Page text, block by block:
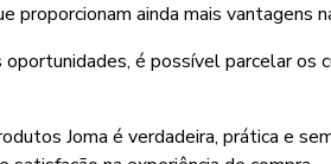
proporcionam ainda mais vantagens
oportunidades, é possível parcelar os
Joma é verdadeira, prática e